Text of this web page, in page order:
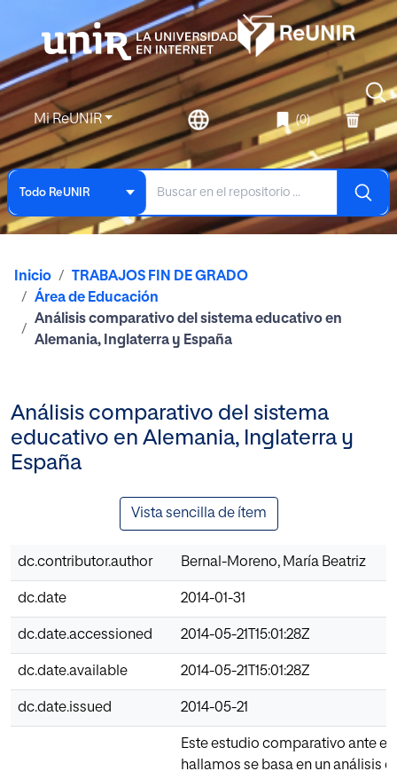
Mi ReUNIR (0)
Todo ReUNIR
Inicio
TRABAJOS FIN DE GRADO
Área de Educación
Análisis comparativo del sistema educativo en
Alemania, Inglaterra y España
Análisis comparativo del sistema
educativo en Alemania, Inglaterra y
España
Vista sencilla de ítem
dc.contributor.author Bernal-Moreno, María Beatriz
dc.date 2014-01-31
dc.date.accessioned 2014-05-21T15:01:28Z
dc.date.available 2014-05-21T15:01:28Z
dc.date.issued 2014-05-21
Este estudio comparativo ante el
hallamos se basa en un análisis